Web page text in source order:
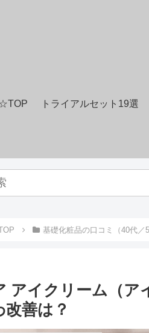
トライアルセット19選
基礎化粧品の口コミ（40代／
アイクリーム（ア
善は？